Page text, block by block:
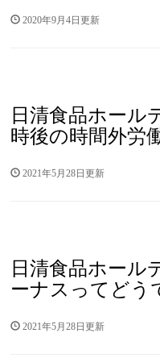
2020年9月4日更新
日清食品ホール
時後の時間外労
2021年5月28日更新
日清食品ホール
ーナスってどう
2021年5月28日更新